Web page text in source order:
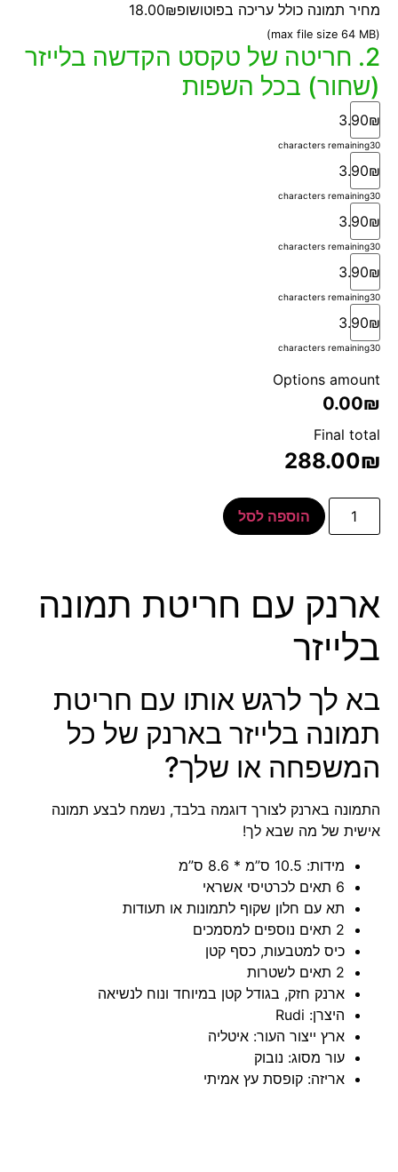
מחיר תמונה כולל עריכה בפוטושופ18.00₪
(max file size 64 MB)
2. חריטה של טקסט הקדשה בלייזר
(שחור) בכל השפות
3.90₪
30
characters remaining
3.90₪
30
characters remaining
3.90₪
30
characters remaining
3.90₪
30
characters remaining
3.90₪
30
characters remaining
Options amount
0.00₪
Final total
288.00₪
הוספה לסל
ארנק עם חריטת תמונה
בלייזר
בא לך לרגש אותו עם חריטת
תמונה בלייזר בארנק של כל
המשפחה או שלך?
התמונה בארנק לצורך דוגמה בלבד, נשמח לבצע תמונה
אישית של מה שבא לך!
מידות: 10.5 ס”מ * 8.6 ס”מ
6 תאים לכרטיסי אשראי
תא עם חלון שקוף לתמונות או תעודות
2 תאים נוספים למסמכים
כיס למטבעות, כסף קטן
2 תאים לשטרות
ארנק חזק, בגודל קטן במיוחד ונוח לנשיאה
היצרן: Rudi
ארץ ייצור העור: איטליה
עור מסוג: נובוק
אריזה: קופסת עץ אמיתי